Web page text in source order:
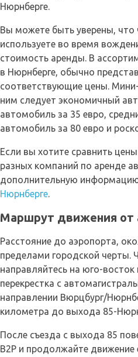
Нюрнберге.
Вы можете быть уверены,
используете во время
стоимость аренды. В
в Нюрнберге, обычно
соответствующие цены.
ним следует экономичный
автомобиль за 35 евро,
автомобиль за 80 евро и
Если вы хотите сравнить
разных компаний по аренде
дополнительную
Нюрнберге.
Маршрут движения от
Расстояние до аэропорта,
пределами городской черты.
направляйтесь на юго-
перекрестка с
направлении Вюрцбург/
километра до выхода 85-
После съезда с выхода 85
В2Р и продолжайте